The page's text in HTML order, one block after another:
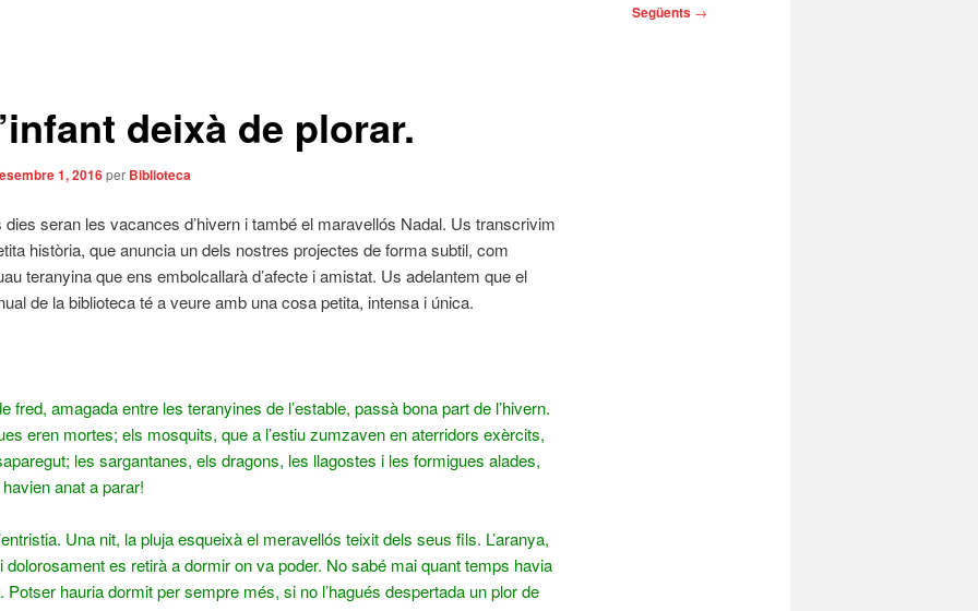
Següents →
deixà de plorar.
1, 2016per Biblioteca
dies seran les vacances d’hivern i també el maravellós Nadal. Us transcrivim
història, que anuncia un dels nostres projectes de forma subtil, com
teranyina que ens embolcallarà d’afecte i amistat. Us adelantem que el
de la biblioteca té a veure amb una cosa petita, intensa i única.
fred, amagada entre les teranyines de l’estable, passà bona part de l’hivern.
eren mortes; els mosquits, que a l’estiu zumzaven en aterridors exèrcits,
les sargantanes, els dragons, les llagostes i les formigues alades,
anat a parar!
Una nit, la pluja esqueixà el meravellós teixit dels seus fils. L’aranya,
dolorosament es retirà a dormir on va poder. No sabé mai quant temps havia
Potser hauria dormit per sempre més, si no l’hagués despertada un plor de